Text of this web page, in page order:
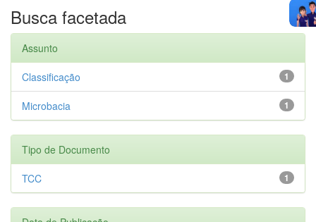
Busca facetada
Assunto
1
Classificação
1
Microbacia
Tipo de Documento
1
TCC